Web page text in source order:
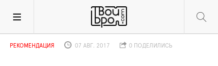
РЕКОМЕНДАЦИЯ 07 АВГ. 2017 0 ПОДЕЛИЛИСЬ